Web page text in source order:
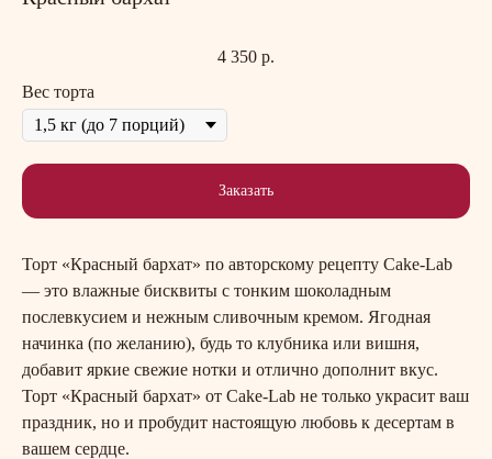
4 350 р.
Вес торта
Заказать
Торт «Красный бархат» по авторскому рецепту Cake-Lab
— это влажные бисквиты с тонким шоколадным
послевкусием и нежным сливочным кремом. Ягодная
начинка (по желанию), будь то клубника или вишня,
добавит яркие свежие нотки и отлично дополнит вкус.
Торт «Красный бархат» от Cake-Lab не только украсит ваш
праздник, но и пробудит настоящую любовь к десертам в
вашем сердце.